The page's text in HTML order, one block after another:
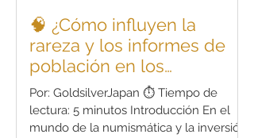
🧠 ¿Cómo influyen la
rareza y los informes de
población en los
resultados de subastas?
Por: GoldsilverJapan ⏱️ Tiempo de
lectura: 5 minutos Introducción En el
mundo de la numismática y la inversión